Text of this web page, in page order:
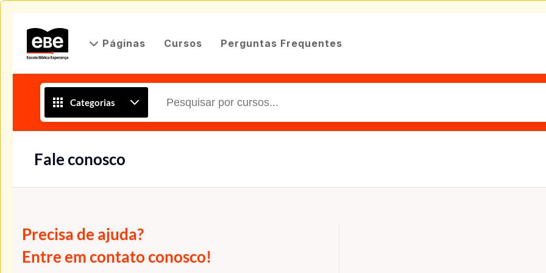
Páginas Cursos Perguntas Frequentes
Categorias
Fale conosco
Precisa de ajuda?
Entre em contato conosco!